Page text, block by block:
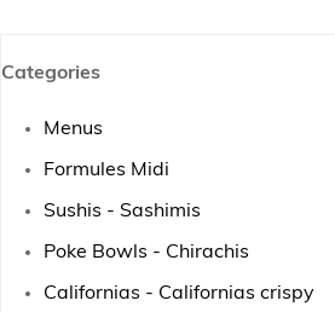
Categories
Menus
Formules Midi
Sushis - Sashimis
Poke Bowls - Chirachis
Californias - Californias crispy